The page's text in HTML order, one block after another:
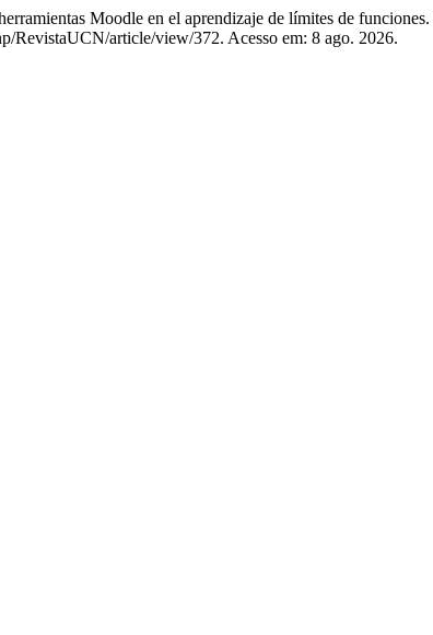
Moodle en el aprendizaje de límites de funciones.
RevistaUCN/article/view/372. Acesso em: 8 ago. 2026.